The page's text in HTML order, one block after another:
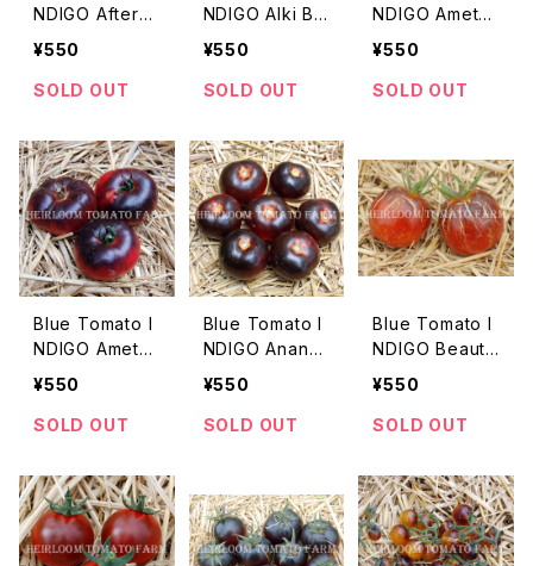
NDIGO Aftern
oon Delight ブ
ディゴ・アフタヌ
2018新品種
¥550
SOLD OUT
NDIGO Alki Blu
e Blood ブルー
ゴ・アルキ・ブル
15新品種
¥550
SOLD OUT
NDIGO Amethy
st Cream Cher
インディゴ・アメ
15新品種
¥550
SOLD OUT
Blue Tomato I
NDIGO Amethy
st Jewel ブル
ィゴ・アメジス
15新品種
¥550
SOLD OUT
Blue Tomato I
NDIGO Ananas
Blue ブルートマ
ナナス・ブルー＊
¥550
SOLD OUT
Blue Tomato I
NDIGO Beautif
ul Dreamer ブ
ディゴ・ビューテ
ー＊2015新品種
¥550
SOLD OUT